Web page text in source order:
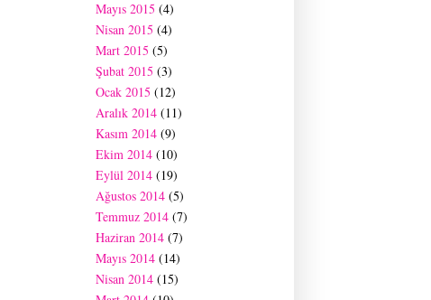
Mayıs 2015 (4)
Nisan 2015 (4)
Mart 2015 (5)
Şubat 2015 (3)
Ocak 2015 (12)
Aralık 2014 (11)
Kasım 2014 (9)
Ekim 2014 (10)
Eylül 2014 (19)
Ağustos 2014 (5)
Temmuz 2014 (7)
Haziran 2014 (7)
Mayıs 2014 (14)
Nisan 2014 (15)